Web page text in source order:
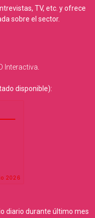
TV, etc. y ofrece
sobre el sector.
Interactiva
disponible):
diario durante último mes